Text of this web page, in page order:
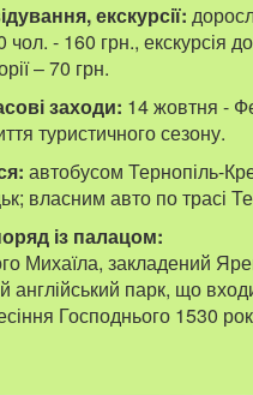
екскурсії:
чол. - 160 грн., екскурсія
– 70 грн.
заходи: 14 жовтня -
туристичного сезону.
автобусом Тернопіль-
власним авто по трасі
із палацом:
Михаїла, закладений
парк, що
Господнього 1530